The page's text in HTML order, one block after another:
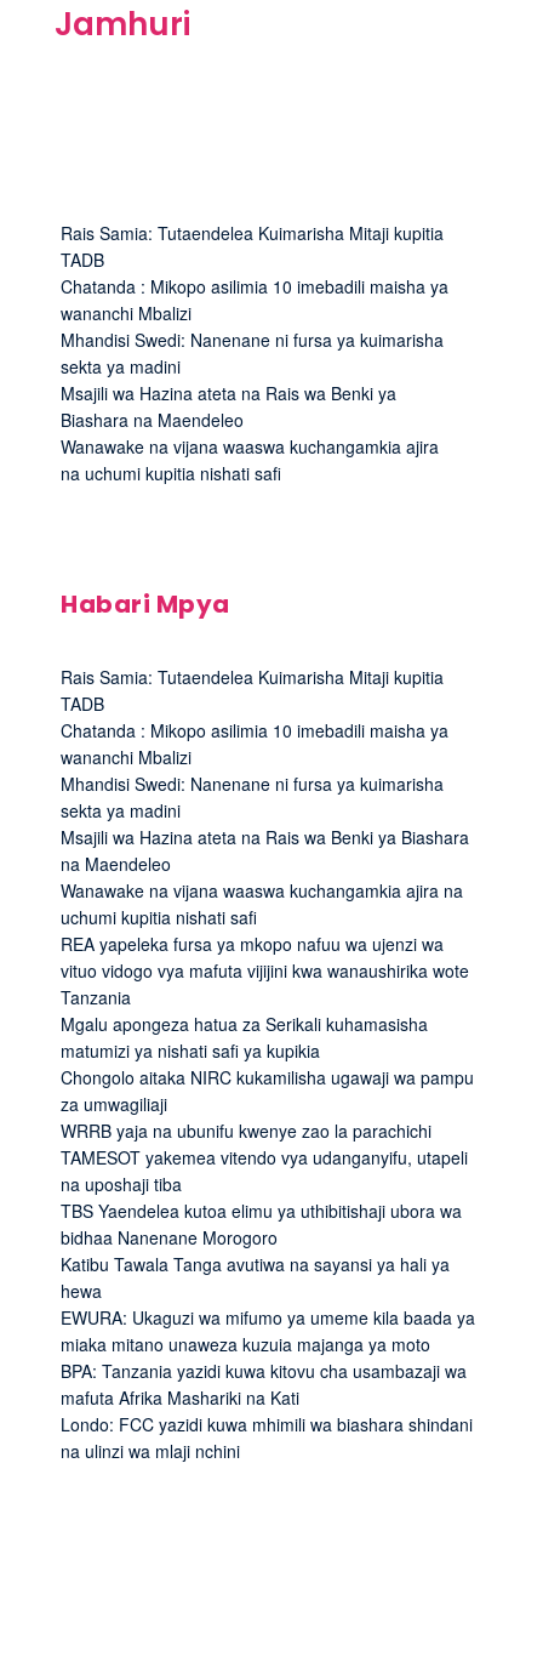
Jamhuri
Rais Samia: Tutaendelea Kuimarisha Mitaji kupitia
TADB
Chatanda : Mikopo asilimia 10 imebadili maisha ya
wananchi Mbalizi
Mhandisi Swedi: Nanenane ni fursa ya kuimarisha
sekta ya madini
Msajili wa Hazina ateta na Rais wa Benki ya
Biashara na Maendeleo
Wanawake na vijana waaswa kuchangamkia ajira
na uchumi kupitia nishati safi
Habari Mpya
Rais Samia: Tutaendelea Kuimarisha Mitaji kupitia
TADB
Chatanda : Mikopo asilimia 10 imebadili maisha ya
wananchi Mbalizi
Mhandisi Swedi: Nanenane ni fursa ya kuimarisha
sekta ya madini
Msajili wa Hazina ateta na Rais wa Benki ya Biashara
na Maendeleo
Wanawake na vijana waaswa kuchangamkia ajira na
uchumi kupitia nishati safi
REA yapeleka fursa ya mkopo nafuu wa ujenzi wa
vituo vidogo vya mafuta vijijini kwa wanaushirika wote
Tanzania
Mgalu apongeza hatua za Serikali kuhamasisha
matumizi ya nishati safi ya kupikia
Chongolo aitaka NIRC kukamilisha ugawaji wa pampu
za umwagiliaji
WRRB yaja na ubunifu kwenye zao la parachichi
TAMESOT yakemea vitendo vya udanganyifu, utapeli
na uposhaji tiba
TBS Yaendelea kutoa elimu ya uthibitishaji ubora wa
bidhaa Nanenane Morogoro
Katibu Tawala Tanga avutiwa na sayansi ya hali ya
hewa
EWURA: Ukaguzi wa mifumo ya umeme kila baada ya
miaka mitano unaweza kuzuia majanga ya moto
BPA: Tanzania yazidi kuwa kitovu cha usambazaji wa
mafuta Afrika Mashariki na Kati
Londo: FCC yazidi kuwa mhimili wa biashara shindani
na ulinzi wa mlaji nchini